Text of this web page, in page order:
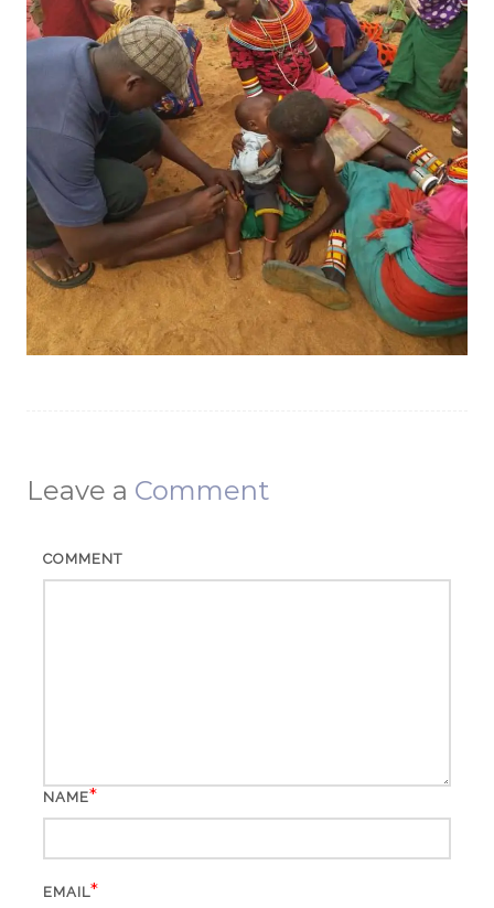
Leave a Comment
COMMENT
NAME*
EMAIL*